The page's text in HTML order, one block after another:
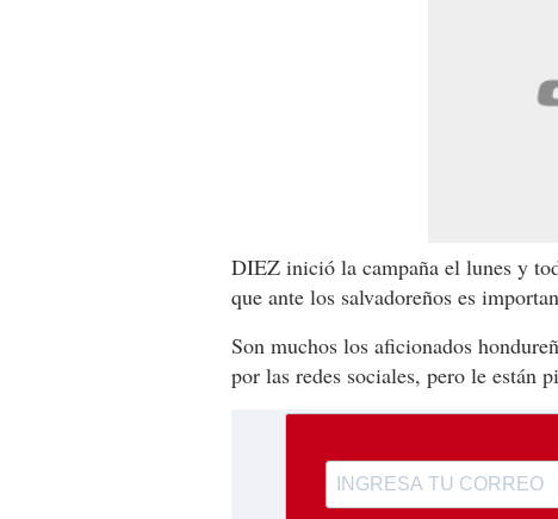
DIEZ inició la campaña el lunes y
que ante los salvadoreños es
Son muchos los aficionados
por las redes sociales, pero le están